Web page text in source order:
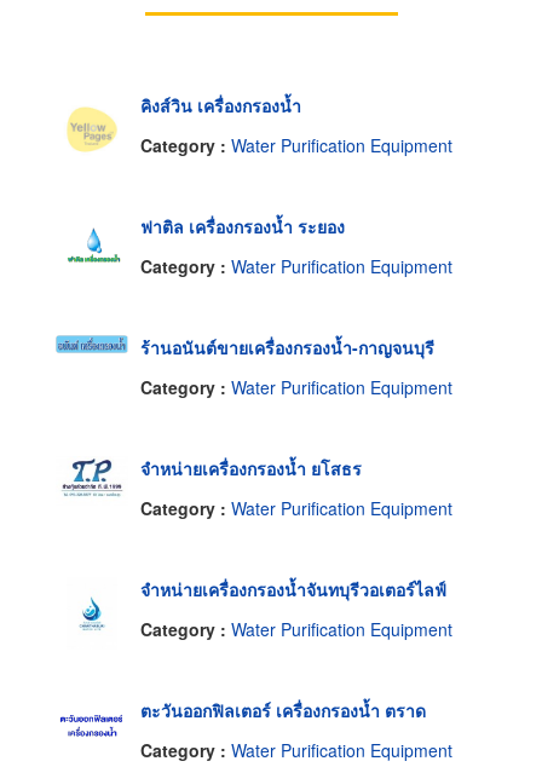
คิงส์วิน เครื่องกรองน้ำ
Category : Water Purification Equipment
ฟาติล เครื่องกรองน้ำ ระยอง
Category : Water Purification Equipment
ร้านอนันต์ขายเครื่องกรองน้ำ-กาญจนบุรี
Category : Water Purification Equipment
จำหน่ายเครื่องกรองน้ำ ยโสธร
Category : Water Purification Equipment
จำหน่ายเครื่องกรองน้ำจันทบุรีวอเตอร์ไลฟ์
Category : Water Purification Equipment
ตะวันออกฟิลเตอร์ เครื่องกรองน้ำ ตราด
Category : Water Purification Equipment